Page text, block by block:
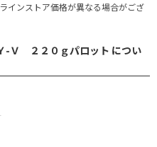
インストア価格が異なる場合がござ
-Ｖ ２２０ｇパロット につい